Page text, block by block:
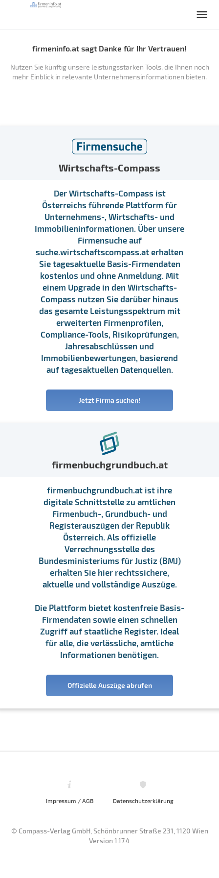
firmeninfo.at sagt Danke für Ihr Vertrauen!
Nutzen Sie künftig unsere leistungsstarken Tools, die Ihnen noch
mehr Einblick in relevante Unternehmensinformationen bieten.
Wirtschafts-Compass
Der Wirtschafts-Compass ist
Österreichs führende Plattform für
Unternehmens-, Wirtschafts- und
Immobilieninformationen. Über unsere
Firmensuche auf
suche.wirtschaftscompass.at erhalten
Sie tagesaktuelle Basis-Firmendaten
kostenlos und ohne Anmeldung. Mit
einem Upgrade in den Wirtschafts-
Compass nutzen Sie darüber hinaus
das gesamte Leistungsspektrum mit
erweiterten Firmenprofilen,
Compliance-Tools, Risikoprüfungen,
Jahresabschlüssen und
Immobilienbewertungen, basierend
auf tagesaktuellen Datenquellen.
Jetzt Firma suchen!
firmenbuchgrundbuch.at
firmenbuchgrundbuch.at ist ihre
digitale Schnittstelle zu amtlichen
Firmenbuch-, Grundbuch- und
Registerauszügen der Republik
Österreich. Als offizielle
Verrechnungsstelle des
Bundesministeriums für Justiz (BMJ)
erhalten Sie hier rechtssichere,
aktuelle und vollständige Auszüge.
Die Plattform bietet kostenfreie Basis-
Firmendaten sowie einen schnellen
Zugriff auf staatliche Register. Ideal
für alle, die verlässliche, amtliche
Informationen benötigen.
Offizielle Auszüge abrufen
Impressum / AGB Datenschutzerklärung
© Compass-Verlag GmbH, Schönbrunner Straße 231, 1120 Wien
Version 1.17.4